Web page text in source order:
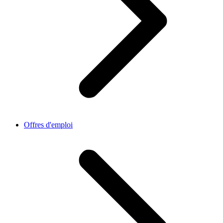
Offres d'emploi